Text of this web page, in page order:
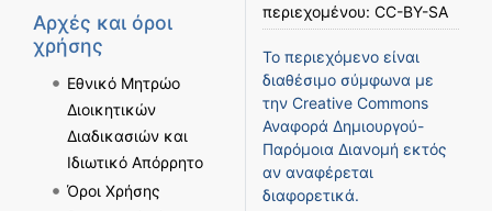
Αρχές και όροι
χρήσης
Εθνικό Μητρώο
Διοικητικών
Διαδικασιών και
Ιδιωτικό Απόρρητο
Όροι Χρήσης
περιεχομένου: CC-BY-SA
Το περιεχόμενο είναι
διαθέσιμο σύμφωνα με
την Creative Commons
Αναφορά Δημιουργού-
Παρόμοια Διανομή εκτός
αν αναφέρεται
διαφορετικά.